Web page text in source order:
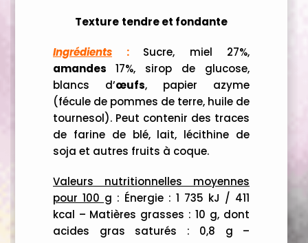
Texture tendre et fondante
Ingrédients : Sucre, miel 27%,
amandes 17%, sirop de glucose,
blancs d’œufs, papier azyme
(fécule de pommes de terre, huile de
tournesol). Peut contenir des traces
de farine de blé, lait, lécithine de
soja et autres fruits à coque.
Valeurs nutritionnelles moyennes
pour 100 g : Énergie : 1 735 kJ / 411
kcal – Matières grasses : 10 g, dont
acides gras saturés : 0,8 g –